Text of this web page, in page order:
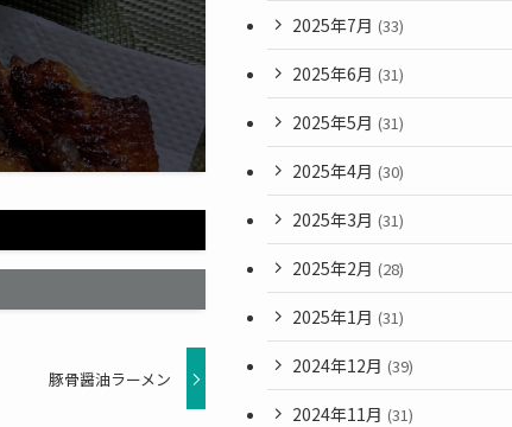
豚骨醤油ラーメン
2025年7月 (33)
2025年6月 (31)
2025年5月 (31)
2025年4月 (30)
2025年3月 (31)
2025年2月 (28)
2025年1月 (31)
2024年12月 (39)
2024年11月 (31)